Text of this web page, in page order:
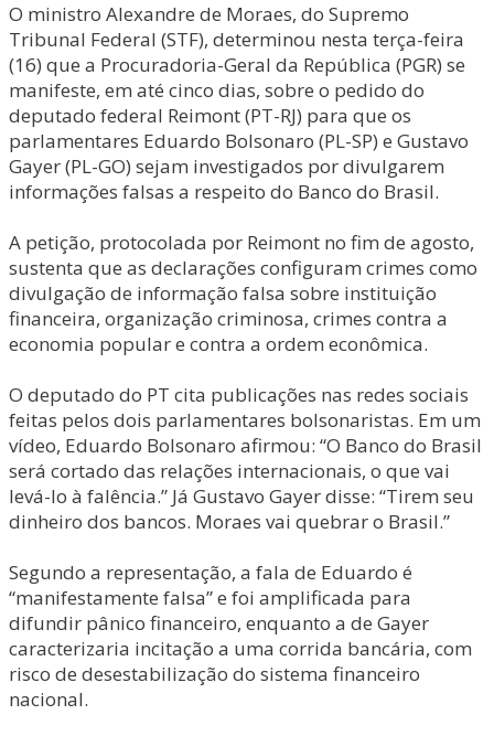
O ministro Alexandre de Moraes, do Supremo
Tribunal Federal (STF), determinou nesta terça-feira
(16) que a Procuradoria-Geral da República (PGR) se
manifeste, em até cinco dias, sobre o pedido do
deputado federal Reimont (PT-RJ) para que os
parlamentares Eduardo Bolsonaro (PL-SP) e Gustavo
Gayer (PL-GO) sejam investigados por divulgarem
informações falsas a respeito do Banco do Brasil.
A petição, protocolada por Reimont no fim de agosto,
sustenta que as declarações configuram crimes como
divulgação de informação falsa sobre instituição
financeira, organização criminosa, crimes contra a
economia popular e contra a ordem econômica.
O deputado do PT cita publicações nas redes sociais
feitas pelos dois parlamentares bolsonaristas. Em um
vídeo, Eduardo Bolsonaro afirmou: “O Banco do Brasil
será cortado das relações internacionais, o que vai
levá-lo à falência.” Já Gustavo Gayer disse: “Tirem seu
dinheiro dos bancos. Moraes vai quebrar o Brasil.”
Segundo a representação, a fala de Eduardo é
“manifestamente falsa” e foi amplificada para
difundir pânico financeiro, enquanto a de Gayer
caracterizaria incitação a uma corrida bancária, com
risco de desestabilização do sistema financeiro
nacional.